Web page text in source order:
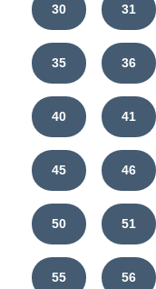
30 31
35 36
40 41
45 46
50 51
55 56